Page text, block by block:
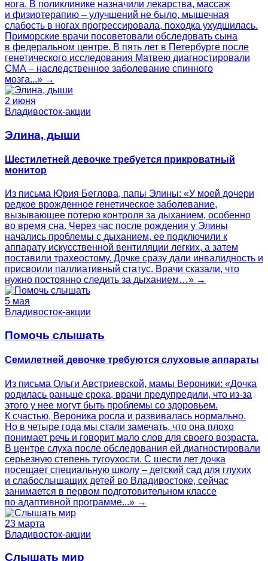
нога. В поликлинике назначили лекарства, массаж
и физиотерапию – улучшений не было, мышечная
слабость в ногах прогрессировала, походка ухудшилась.
Приморские врачи посоветовали обследовать сына
в федеральном центре. В пять лет в Петербурге после
генетического исследования Матвею диагностировали
СМА – наследственное заболевание спинного
мозга...» →
2 июня
Владивосток-акции
Элина, дыши
Шестилетней девочке требуется прикроватный
монитор
Из письма Юрия Беглова, папы Элины: «У моей дочери
редкое врожденное генетическое заболевание,
вызывающее потерю контроля за дыханием, особенно
во время сна. Через час после рождения у Элины
начались проблемы с дыханием, ее подключили к
аппарату искусственной вентиляции легких, а затем
поставили трахеостому. Дочке сразу дали инвалидность и
присвоили паллиативный статус. Врачи сказали, что
нужно постоянно следить за дыханием…» →
5 мая
Владивосток-акции
Помочь слышать
Семилетней девочке требуются слуховые аппараты
Из письма Ольги Австриевской, мамы Вероники: «Дочка
родилась раньше срока, врачи предупредили, что из-за
этого у нее могут быть проблемы со здоровьем.
К счастью, Вероника росла и развивалась нормально.
Но в четыре года мы стали замечать, что она плохо
понимает речь и говорит мало слов для своего возраста.
В центре слуха после обследования ей диагностировали
серьезную степень тугоухости. С шести лет дочка
посещает специальную школу – детский сад для глухих
и слабослышащих детей во Владивостоке, сейчас
занимается в первом подготовительном классе
по адаптивной программе...» →
23 марта
Владивосток-акции
Слышать мир